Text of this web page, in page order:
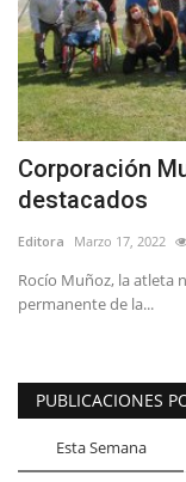
Tribunales
Deporte
Política
Espectáculos
Corporación
destacados
Editora Marzo 17, 2022
Rocío Muñoz, la atleta
permanente de la...
PUBLICACIONES
Esta Semana